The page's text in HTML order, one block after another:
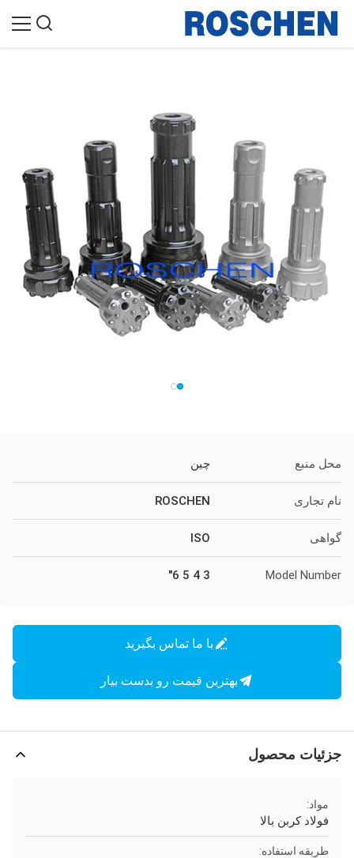
محل منبع چین
نام تجاری ROSCHEN
گواهی ISO
Model Number
3 4 5 6"
با ما تماس بگیرید
بهترین قیمت رو بدست بیار
جزئیات محصول
مواد:
فولاد کربن بالا
طریقه استفاده: